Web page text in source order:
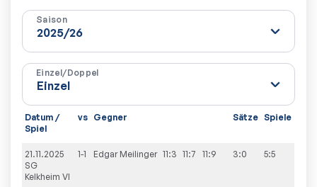
Saison
Einzel/Doppel
Datum /
Spiel
vs Gegner Sätze Spiele
21.11.2025
SG
Kelkheim VI
1-1 Edgar Meilinger 11:3 11:7 11:9 3:0 5:5